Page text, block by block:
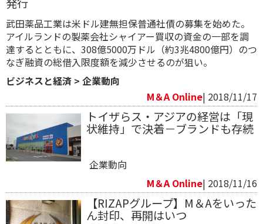
武田薬品工業は米ドル建無担保普通社債の募集を始めた。
アイルランドの製薬会社シャイアー買収の資金の一部を調
達するとともに、308億5000万ドル（約3兆4800億円）のつ
なぎ融資の総借入限度額を減少させるのが狙い。
ビジネスと経済 > 企業動向
M＆A Online| 2018/11/17
トイザらス・アジアの経営は「現
状維持」で決着－ブランドも存続
企業動向
M＆A Online| 2018/11/16
【RIZAPグループ】M＆Aをいった
ん封印、再開はいつ